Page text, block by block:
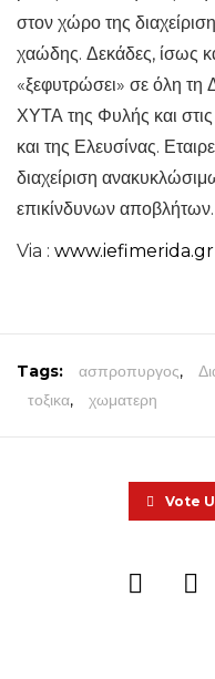
στον χώρο της
χαώδης. Δεκάδες, ίσως
«ξεφυτρώσει» σε όλη τη
ΧΥΤΑ της Φυλής και
και της Ελευσίνας.
διαχείριση
επικίνδυνων αποβλήτων.
Via : www.iefimerida.gr
Tags: ασπροπυργος,
τοξικα, χωματερη
Vote